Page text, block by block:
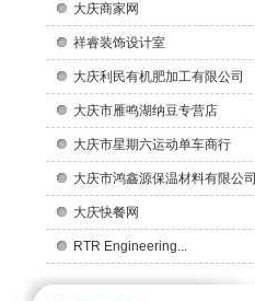
大庆商家网
祥睿装饰设计室
大庆利民有机肥加工有限公司
大庆市雁鸣湖纳豆专营店
大庆市星期六运动单车商行
大庆市鸿鑫源保温材料有限公司
大庆快餐网
RTR Engineering...